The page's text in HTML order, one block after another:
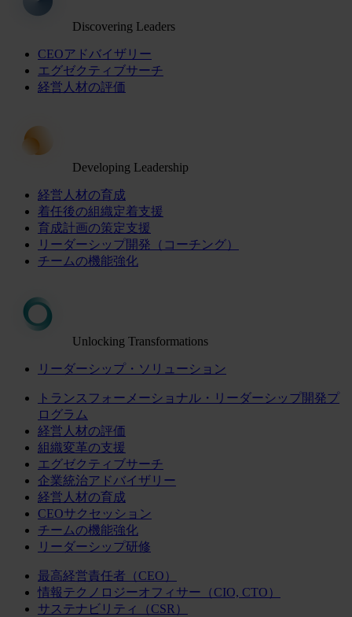
Discovering Leaders
CEOアドバイザリー
エグゼクティブサーチ
経営人材の評価
Developing Leadership
経営人材の育成
着任後の組織定着支援
育成計画の策定支援
リーダーシップ開発（コーチング）
チームの機能強化
Unlocking Transformations
リーダーシップ・ソリューション
トランスフォーメーショナル・リーダーシップ開発プ
ログラム
経営人材の評価
組織変革の支援
エグゼクティブサーチ
企業統治アドバイザリー
経営人材の育成
CEOサクセッション
チームの機能強化
リーダーシップ研修
最高経営責任者（CEO）
情報テクノロジーオフィサー（CIO, CTO）
サステナビリティ（CSR）